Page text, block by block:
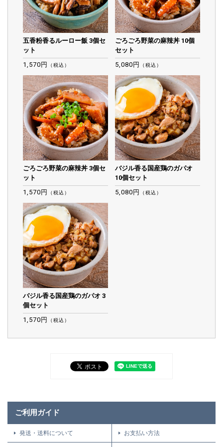
五香粉香るルーロー飯 3個セ
ット
1,570円
（税込）
ごろごろ野菜の麻辣丼 10個
セット
5,080円
（税込）
ごろごろ野菜の麻辣丼 3個セ
ット
1,570円
（税込）
バジル香る国産鶏のガパオ
10個セット
5,080円
（税込）
バジル香る国産鶏のガパオ 3
個セット
1,570円
（税込）
ご利用ガイド
発送・送料について お支払い方法